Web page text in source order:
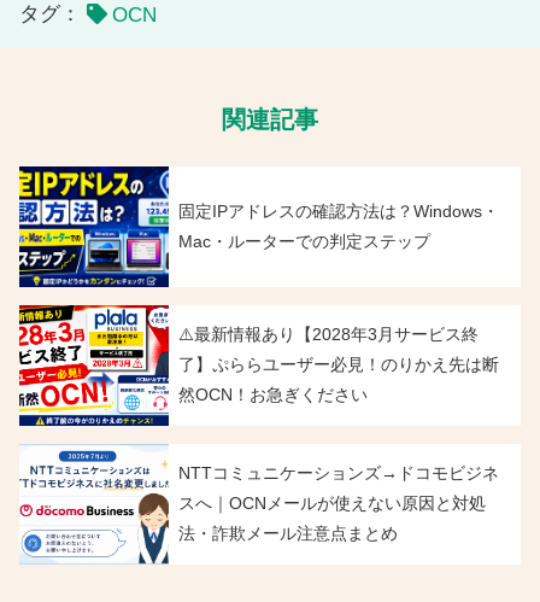
タグ：
OCN
関連記事
固定IPアドレスの確認方法は？Windows・
Mac・ルーターでの判定ステップ
⚠️最新情報あり【2028年3月サービス終
了】ぷららユーザー必見！のりかえ先は断
然OCN！お急ぎください
NTTコミュニケーションズ→ドコモビジネ
スへ｜OCNメールが使えない原因と対処
法・詐欺メール注意点まとめ